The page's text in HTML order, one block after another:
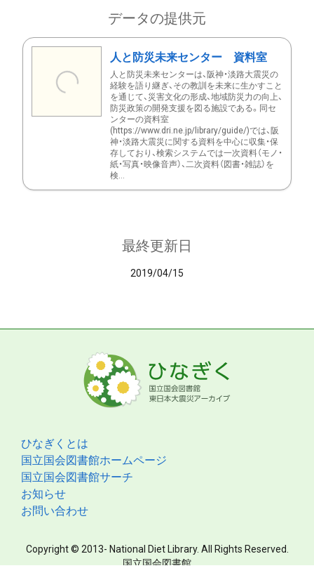
データの提供元
人と防災未来センター 資料室
人と防災未来センターは、阪神・淡路大震災の
経験を語り継ぎ、その教訓を未来に生かすこと
を通じて、災害文化の形成、地域防災力の向上、
防災政策の開発支援を図る施設である。同セ
ンターの資料室
(https://www.dri.ne.jp/library/guide/)では、阪
神・淡路大震災に関する資料を中心に収集・保
存しており、検索システムでは一次資料（モノ・
紙・写真・映像音声）、二次資料（図書・雑誌）を
検...
最終更新日
2019/04/15
ひなぎくとは
国立国会図書館ホームページ
国立国会図書館サーチ
お知らせ
お問い合わせ
Copyright © 2013- National Diet Library. All Rights Reserved.